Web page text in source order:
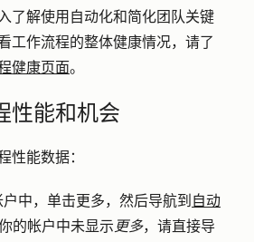
了解使用自动化和简化团队关键
工作流程的整体健康情况，请了
健康页面。
性能和机会
性能数据：
中，单击更多，然后导航到 自动
的帐户中未显示 更多，请直接导